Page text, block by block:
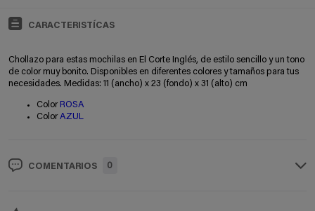
CARACTERISTÍCAS
Chollazo para estas mochilas en El Corte Inglés, de estilo sencillo y un tono
de color muy bonito. Disponibles en diferentes colores y tamaños para tus
necesidades. Medidas: 11 (ancho) x 23 (fondo) x 31 (alto) cm
Color ROSA
ColorAZUL
COMENTARIOS 0